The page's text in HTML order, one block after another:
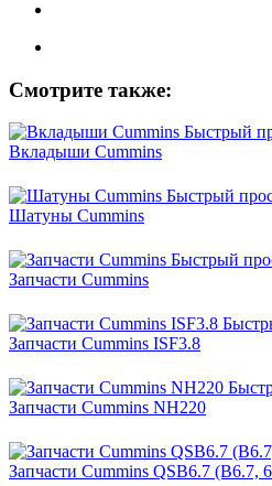
Смотрите также:
Быстрый
Вкладыши Cummins
Быстрый
Шатуны Cummins
Быстрый
Запчасти Cummins
Запчасти Cummins ISF3.8
Запчасти Cummins NH220
Запчасти Cummins QSB6.7 (B6.7,